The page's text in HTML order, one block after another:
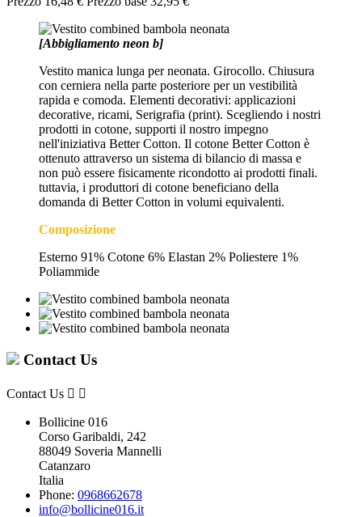
[Abbigliamento neon b]
Vestito manica lunga per neonata. Girocollo. Chiusura
con cerniera nella parte posteriore per un vestibilità
rapida e comoda. Elementi decorativi: applicazioni
decorative, ricami, Serigrafia (print). Scegliendo i nostri
prodotti in cotone, supporti il nostro impegno
nell'iniziativa Better Cotton. Il cotone Better Cotton è
ottenuto attraverso un sistema di bilancio di massa e
non può essere fisicamente ricondotto ai prodotti finali.
tuttavia, i produttori di cotone beneficiano della
domanda di Better Cotton in volumi equivalenti.
Composizione
Esterno 91% Cotone 6% Elastan 2% Poliestere 1%
Poliammide
Contact Us
Contact Us  
Bollicine 016
Corso Garibaldi, 242
88049 Soveria Mannelli
Catanzaro
Italia
Phone: 0968662678
info@bollicine016.it